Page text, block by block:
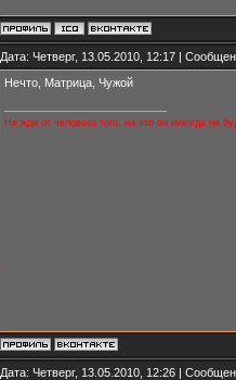
Дата: Четверг, 13.05.2010, 12:17 |
Нечто, Матрица, Чужой
Не жди от человека того, на что он никогда не
Дата: Четверг, 13.05.2010, 12:26 |